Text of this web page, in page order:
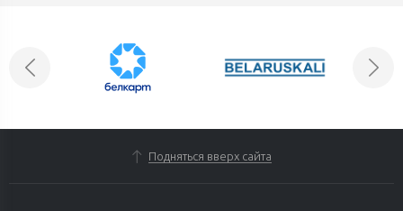
Подняться вверх сайта